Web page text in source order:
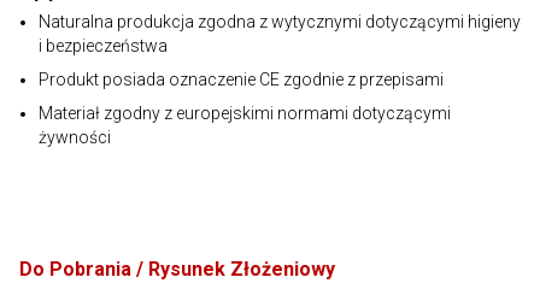
Naturalna produkcja zgodna z wytycznymi dotyczącymi higieny
i bezpieczeństwa
Produkt posiada oznaczenie CE zgodnie z przepisami
Materiał zgodny z europejskimi normami dotyczącymi
żywności
Do Pobrania / Rysunek Złożeniowy